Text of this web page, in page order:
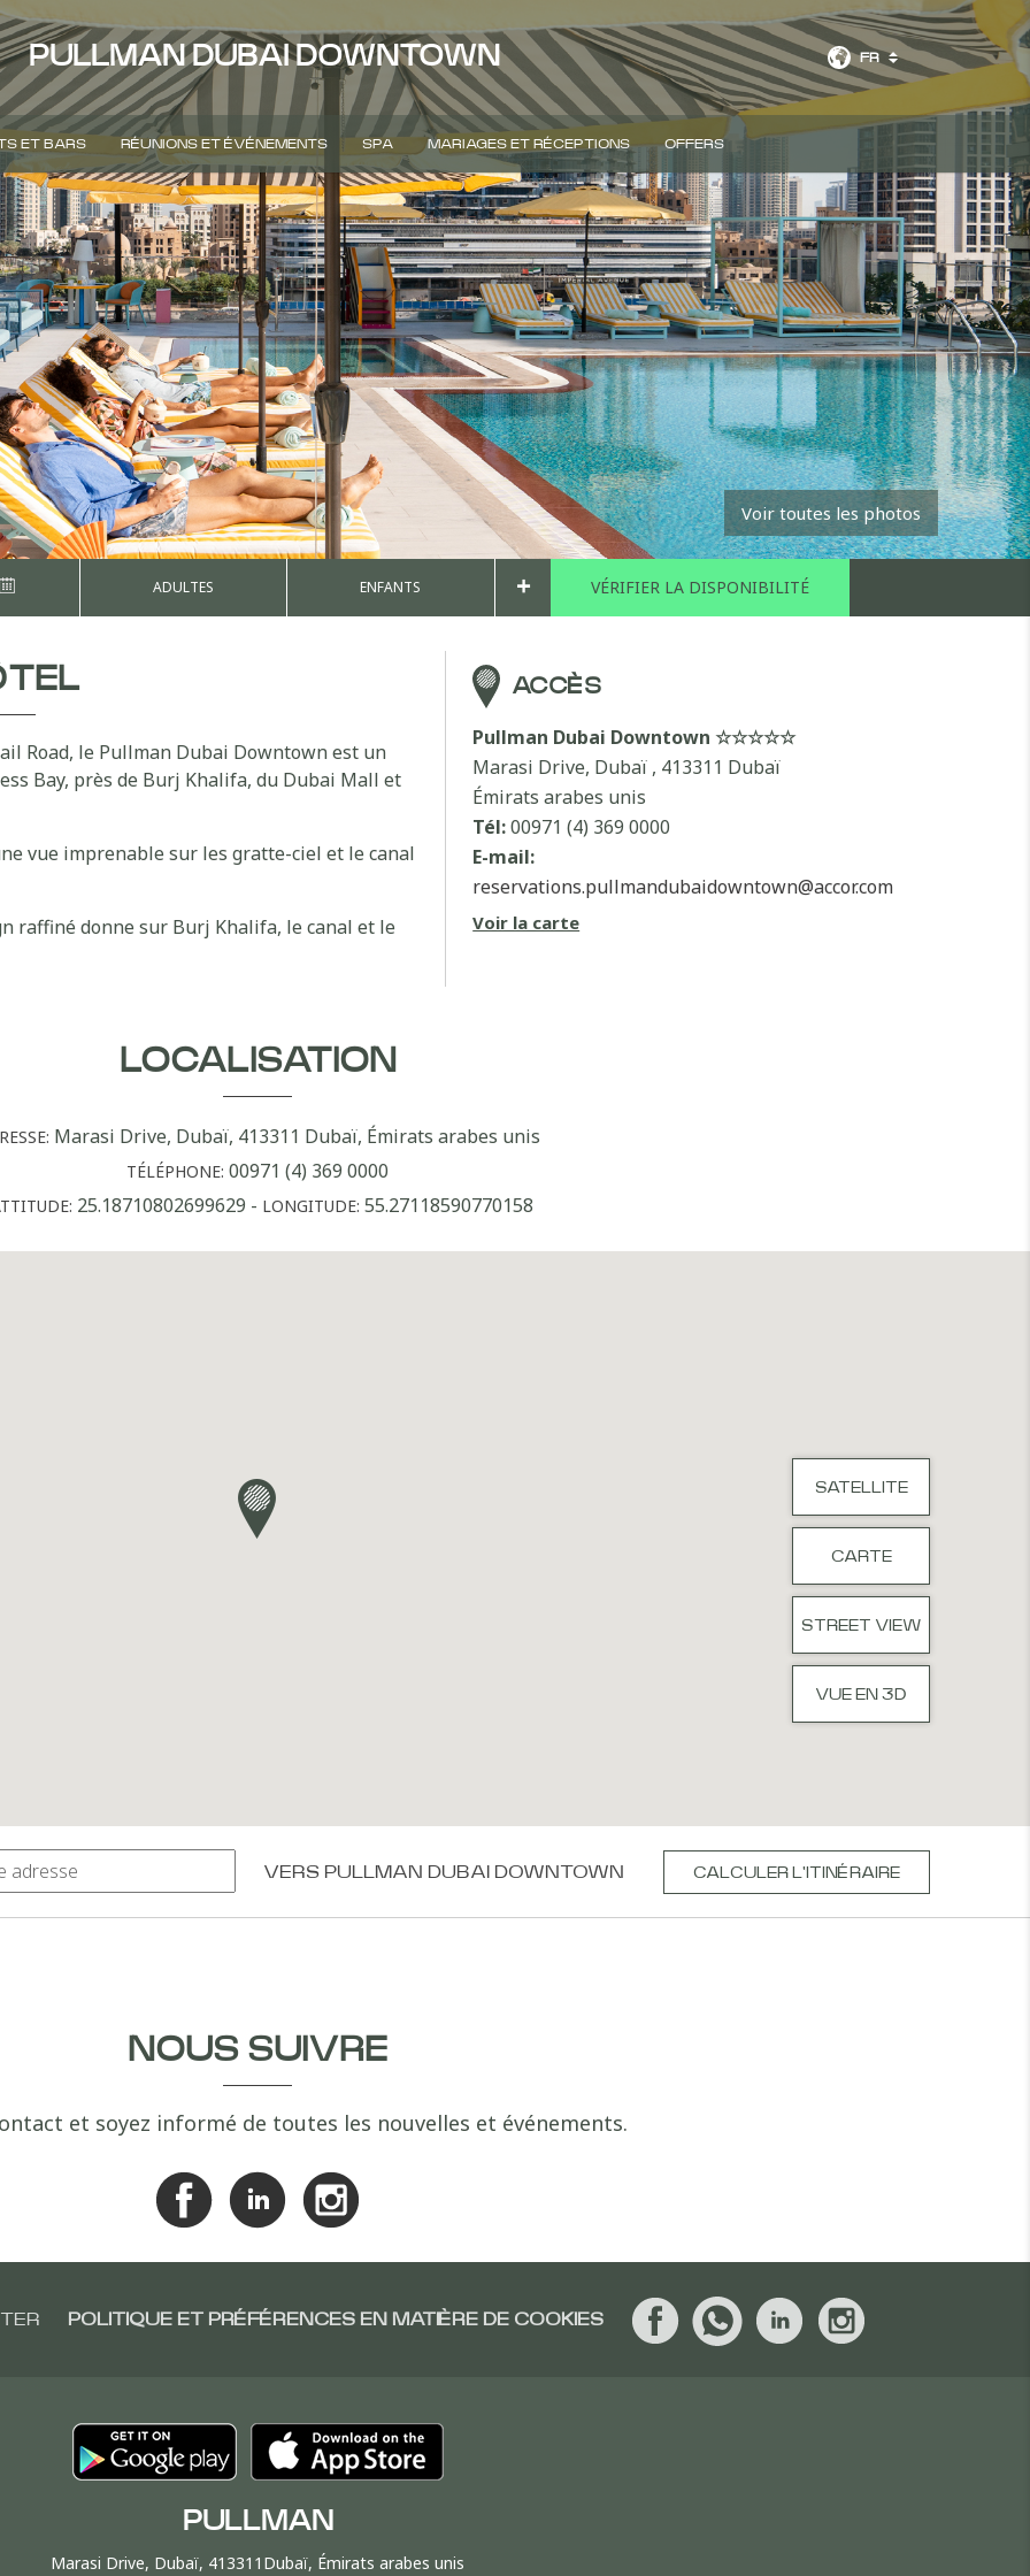
PULLMAN DUBAI DOWNTOWN FR
ET BARS RÉUNIONS ET ÉVÉNEMENTS SPA MARIAGES ET RÉCEPTIONS OFFERS
RÉSERVER UNE CHAMBRE
Voir toutes les photos
ADULTES ENFANTS +
Road, le Pullman Dubai Downtown est un
Bay, près de Burj Khalifa, du Dubai Mall et
vue imprenable sur les gratte-ciel et le canal
raffiné donne sur Burj Khalifa, le canal et le
ACCÈS
Pullman Dubai Downtown ☆☆☆☆☆
Marasi Drive, Dubaï , 413311 Dubaï
Émirats arabes unis
Tél:00971 (4) 369 0000
E-mail:
reservations.pullmandubaidowntown@accor.com
Voir la carte
LOCALISATION
Marasi Drive, Dubaï, 413311 Dubaï, Émirats arabes unis
TÉLÉPHONE: 00971 (4) 369 0000
25.18710802699629 - LONGITUDE: 55.27118590770158
CARTE
SATELLITE
STREET VIEW
VUE EN 3D
VERS PULLMAN DUBAI DOWNTOWN CALCULER L'ITINÉRAIRE
NOUS SUIVRE
et soyez informé de toutes les nouvelles et événements.
POLITIQUE ET PRÉFÉRENCES EN MATIÈRE DE COOKIES
PULLMAN
Marasi Drive, Dubaï, 413311Dubaï, Émirats arabes unis